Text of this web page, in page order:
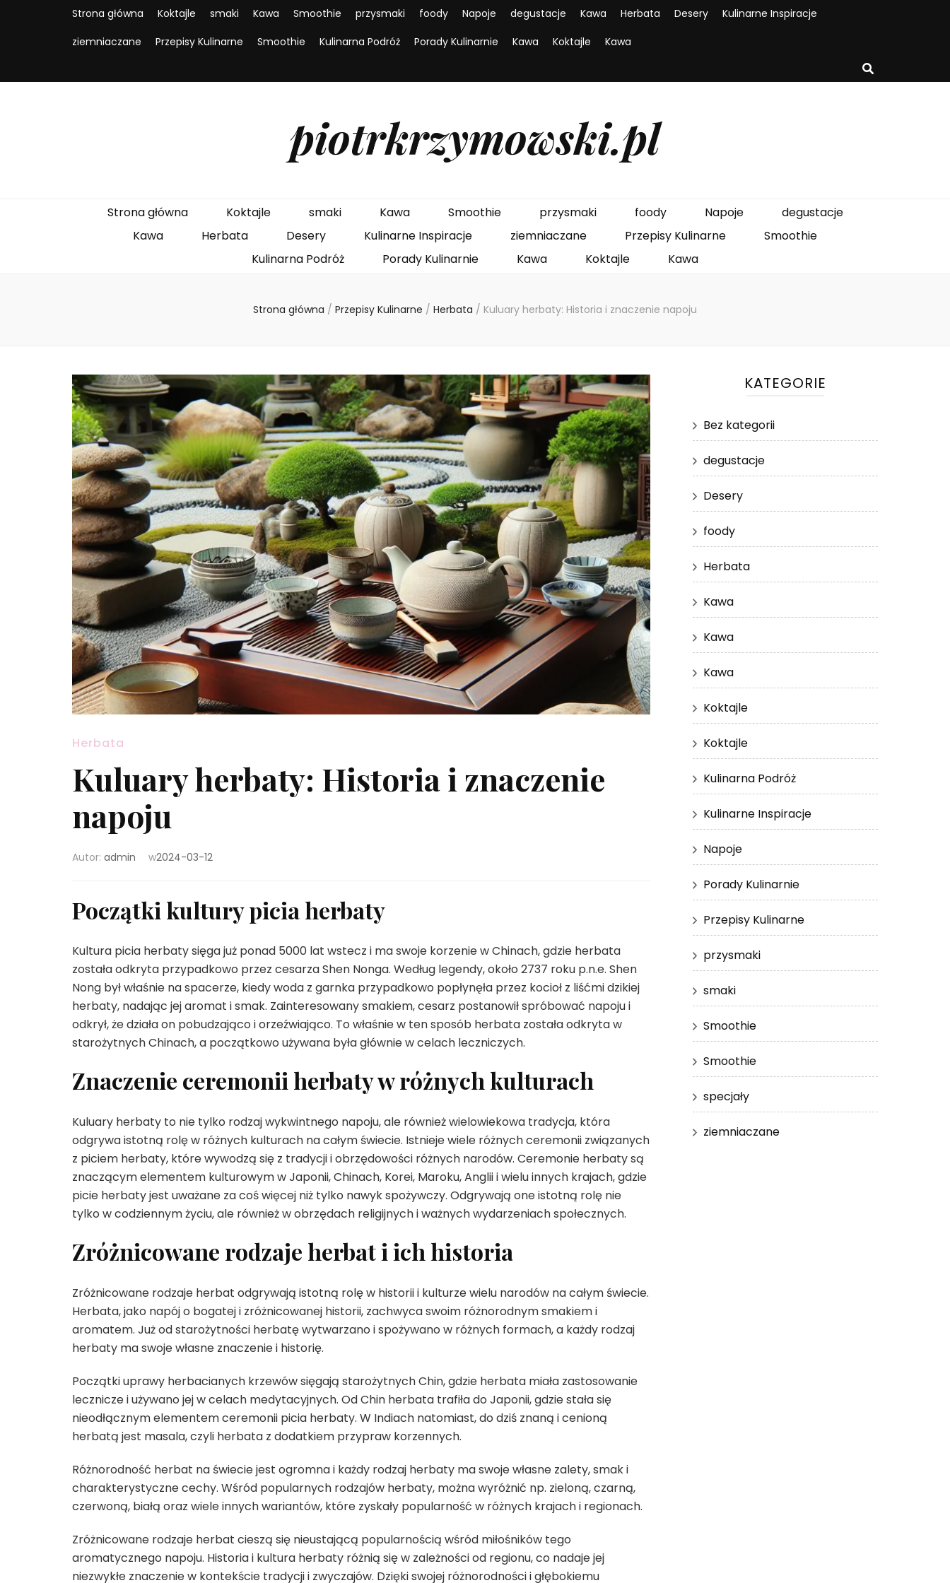
Strona główna Koktajle smaki Kawa Smoothie przysmaki foody Napoje degustacje Kawa Herbata Desery
Kulinarne Inspiracje
ziemniaczane
Przepisy Kulinarne Smoothie Kulinarna Podróż Porady Kulinarnie Kawa Koktajle Kawa
piotrkrzymowski.pl
Strona główna Koktajle smaki Kawa Smoothie przysmaki foody Napoje
degustacje
Kawa
Herbata Desery Kulinarne Inspiracje ziemniaczane Przepisy Kulinarne
Smoothie
Kulinarna Podróż
Porady Kulinarnie Kawa Koktajle Kawa
Strona główna / Przepisy Kulinarne / Herbata / Kuluary herbaty: Historia i znaczenie napoju
Herbata
Kuluary herbaty: Historia i znaczenie
napoju
Autor: admin w2024-03-12
Początki kultury picia herbaty
Kultura picia herbaty sięga już ponad 5000 lat wstecz i ma swoje korzenie w Chinach, gdzie herbata
została odkryta przypadkowo przez cesarza Shen Nonga. Według legendy, około 2737 roku p.n.e. Shen
Nong był właśnie na spacerze, kiedy woda z garnka przypadkowo popłynęła przez kocioł z liśćmi dzikiej
herbaty, nadając jej aromat i smak. Zainteresowany smakiem, cesarz postanowił spróbować napoju i
odkrył, że działa on pobudzająco i orzeźwiająco. To właśnie w ten sposób herbata została odkryta w
starożytnych Chinach, a początkowo używana była głównie w celach leczniczych.
Znaczenie ceremonii herbaty w różnych kulturach
Kuluary herbaty to nie tylko rodzaj wykwintnego napoju, ale również wielowiekowa tradycja, która
odgrywa istotną rolę w różnych kulturach na całym świecie. Istnieje wiele różnych ceremonii związanych
z piciem herbaty, które wywodzą się z tradycji i obrzędowości różnych narodów. Ceremonie herbaty są
znaczącym elementem kulturowym w Japonii, Chinach, Korei, Maroku, Anglii i wielu innych krajach, gdzie
picie herbaty jest uważane za coś więcej niż tylko nawyk spożywczy. Odgrywają one istotną rolę nie
tylko w codziennym życiu, ale również w obrzędach religijnych i ważnych wydarzeniach społecznych.
Zróżnicowane rodzaje herbat i ich historia
Zróżnicowane rodzaje herbat odgrywają istotną rolę w historii i kulturze wielu narodów na całym świecie.
Herbata, jako napój o bogatej i zróżnicowanej historii, zachwyca swoim różnorodnym smakiem i
aromatem. Już od starożytności herbatę wytwarzano i spożywano w różnych formach, a każdy rodzaj
herbaty ma swoje własne znaczenie i historię.
Początki uprawy herbacianych krzewów sięgają starożytnych Chin, gdzie herbata miała zastosowanie
lecznicze i używano jej w celach medytacyjnych. Od Chin herbata trafiła do Japonii, gdzie stała się
nieodłącznym elementem ceremonii picia herbaty. W Indiach natomiast, do dziś znaną i cenioną
herbatą jest masala, czyli herbata z dodatkiem przypraw korzennych.
Różnorodność herbat na świecie jest ogromna i każdy rodzaj herbaty ma swoje własne zalety, smak i
charakterystyczne cechy. Wśród popularnych rodzajów herbaty, można wyróżnić np. zieloną, czarną,
czerwoną, białą oraz wiele innych wariantów, które zyskały popularność w różnych krajach i regionach.
Zróżnicowane rodzaje herbat cieszą się nieustającą popularnością wśród miłośników tego
aromatycznego napoju. Historia i kultura herbaty różnią się w zależności od regionu, co nadaje jej
niezwykłe znaczenie w kontekście tradycji i zwyczajów. Dzięki swojej różnorodności i głębokiemu
KATEGORIE
Bez kategorii
degustacje
Desery
foody
Herbata
Kawa
Kawa
Kawa
Koktajle
Koktajle
Kulinarna Podróż
Kulinarne Inspiracje
Napoje
Porady Kulinarnie
Przepisy Kulinarne
przysmaki
smaki
Smoothie
Smoothie
specjały
ziemniaczane